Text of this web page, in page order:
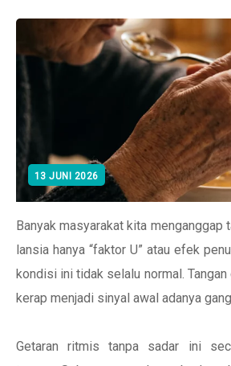
13 JUNI 2026
Banyak masyarakat kita menganggap
lansia hanya “faktor U” atau efek
kondisi ini tidak selalu normal.
kerap menjadi sinyal awal adanya
Getaran ritmis tanpa sadar ini